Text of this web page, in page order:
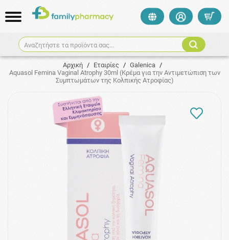
Αναζητήστε τα προϊόντα σας...
Αρχική / Εταιρίες / Galenica /
Aquasol Femina Vaginal Atrophy 30ml (Κρέμα για την Αντιμετώπιση των
Συμπτωμάτων της Κολπικής Ατροφίας)